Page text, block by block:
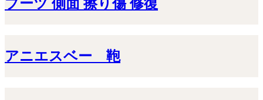
ブーツ 側面 擦り傷 修復
アニエスベー 鞄